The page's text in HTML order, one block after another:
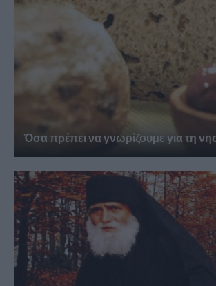
Όσα πρέπει να γνωρίζουμε για τη